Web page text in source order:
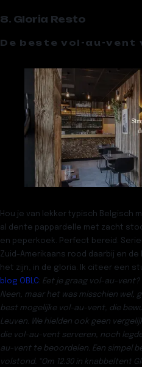
8. Gloria Resto
De beste vol-au-vent
Hou je van lekker typisch Belgisch
al dente pappardelle met zacht
en peperkoek. Perfect bereid.
Zuid-Amerikaans rood daarbij en
het zijn, in de gloria. Ik citeer een
blog OBLC: Eet je graag vol-au-
Neen, maar het was misschien wel,
best mogelijke vol-au-vent, die
Leuven. We hielden ook geen
die vol-au-vent serveren, noch
au-vent te beoordelen. Een simpel
volstond. “Om 12.30 in knabbeltent